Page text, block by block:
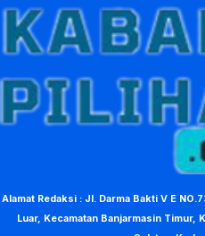
Alamat Redaksi : Jl. Darma Bakti V E
Luar, Kecamatan Banjarmasin Timur,